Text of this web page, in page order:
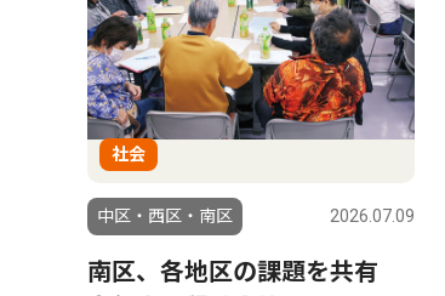
社会
中区・西区・南区 2026.07.09
南区、各地区の課題を共有